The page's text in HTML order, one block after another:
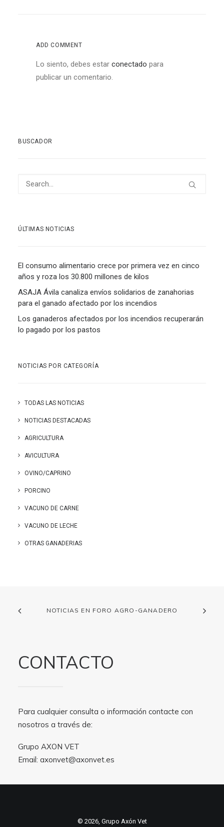
ADD COMMENT
Lo siento, debes estar conectado para
publicar un comentario.
BUSCADOR
ÚLTIMAS NOTICIAS
El consumo alimentario crece por primera vez en cinco
años y roza los 30.800 millones de kilos
ASAJA Ávila canaliza envíos solidarios de zanahorias
para el ganado afectado por los incendios
Los ganaderos afectados por los incendios recuperarán
lo pagado por los pastos
NOTICIAS POR CATEGORÍA
TODAS LAS NOTICIAS
NOTICIAS DESTACADAS
AGRICULTURA
AVICULTURA
OVINO/CAPRINO
PORCINO
VACUNO DE CARNE
VACUNO DE LECHE
OTRAS GANADERIAS
NOTICIAS EN FORO AGRO-GANADERO
CONTACTO
Para cualquier consulta o información contacte con
nosotros a través de:
Grupo AXON VET
Email: axonvet@axonvet.es
© 2026, Grupo Axón Vet